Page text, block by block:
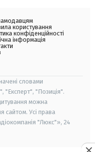
користування
конфіденційності
інформація
словами
"Експерт", "Позиція".
можна
сайтом. Усі права
"Люкс"», 24